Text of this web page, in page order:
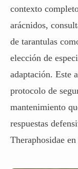
contexto
arácnidos,
de tarantulas
elección de
adaptación. Este
protocolo de
mantenimiento
respuestas
Theraphosidae